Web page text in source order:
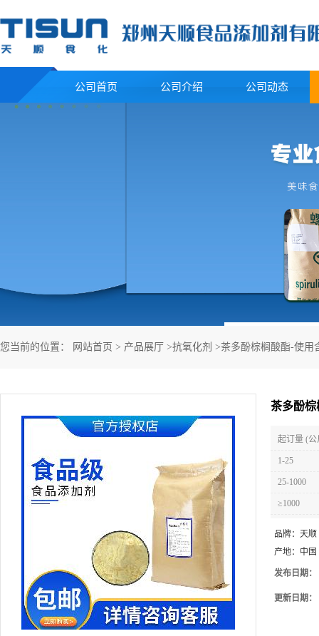
公司首页 公司介绍 公司动态
您当前的位置： 网站首页 > 产品展厅 >抗氧化剂 >茶多酚棕榈酸酯-使用
茶多酚棕
起订量 (公
1-25
25-1000
≥1000
品牌： 天顺
产地： 中国
发布日期：
更新日期：